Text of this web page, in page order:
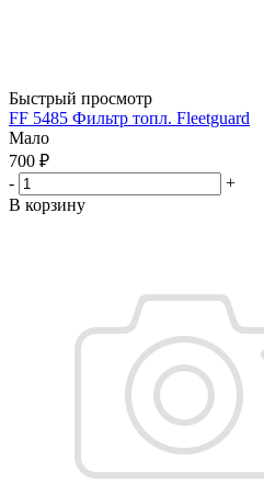
Быстрый просмотр
FF 5485 Фильтр топл. Fleetguard
Мало
700 ₽
-
+
В корзину